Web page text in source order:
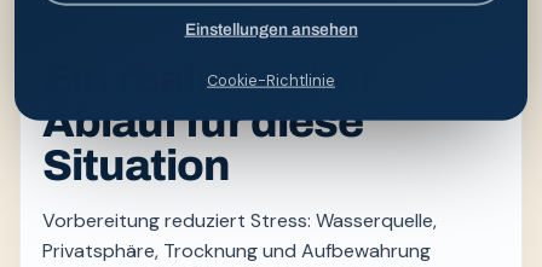
Einstellungen ansehen
Cookie-Richtlinie
haben Vorrang.
Ein realistischer
Ablauf für diese
Situation
Vorbereitung reduziert Stress: Wasserquelle,
Privatsphäre, Trocknung und Aufbewahrung